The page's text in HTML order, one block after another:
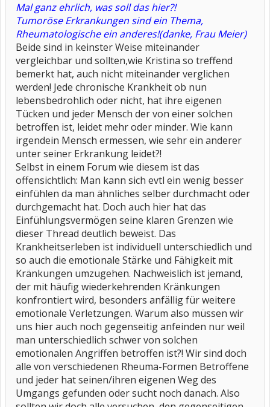
Mal ganz ehrlich, was soll das hier?!
Tumoröse Erkrankungen sind ein Thema,
Rheumatologische ein anderes!(danke, Frau Meier)
Beide sind in keinster Weise miteinander
vergleichbar und sollten,wie Kristina so treffend
bemerkt hat, auch nicht miteinander verglichen
werden! Jede chronische Krankheit ob nun
lebensbedrohlich oder nicht, hat ihre eigenen
Tücken und jeder Mensch der von einer solchen
betroffen ist, leidet mehr oder minder. Wie kann
irgendein Mensch ermessen, wie sehr ein anderer
unter seiner Erkrankung leidet?!
Selbst in einem Forum wie diesem ist das
offensichtlich: Man kann sich evtl ein wenig besser
einfühlen da man ähnliches selber durchmacht oder
durchgemacht hat. Doch auch hier hat das
Einfühlungsvermögen seine klaren Grenzen wie
dieser Thread deutlich beweist. Das
Krankheitserleben ist individuell unterschiedlich und
so auch die emotionale Stärke und Fähigkeit mit
Kränkungen umzugehen. Nachweislich ist jemand,
der mit häufig wiederkehrenden Kränkungen
konfrontiert wird, besonders anfällig für weitere
emotionale Verletzungen. Warum also müssen wir
uns hier auch noch gegenseitig anfeinden nur weil
man unterschiedlich schwer von solchen
emotionalen Angriffen betroffen ist?! Wir sind doch
alle von verschiedenen Rheuma-Formen Betroffene
und jeder hat seinen/ihren eigenen Weg des
Umgangs gefunden oder sucht noch danach. Also